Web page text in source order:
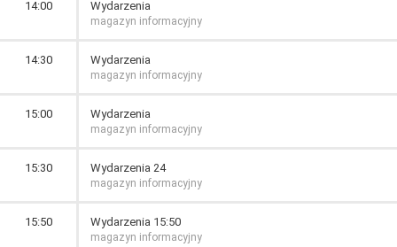
14:00 Wydarzenia
magazyn informacyjny
14:30 Wydarzenia
magazyn informacyjny
15:00 Wydarzenia
magazyn informacyjny
15:30 Wydarzenia 24
magazyn informacyjny
15:50 Wydarzenia 15:50
magazyn informacyjny